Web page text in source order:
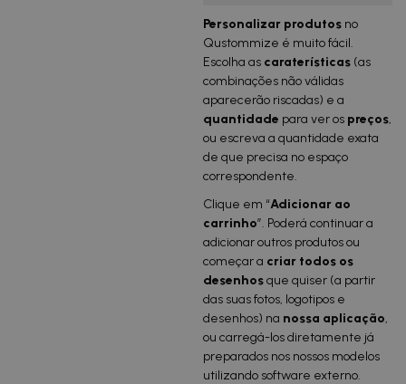
Personalizar produtos no
Qustommize é muito fácil.
Escolha as caraterísticas (as
combinações não válidas
aparecerão riscadas) e a
quantidade para ver os preços,
ou escreva a quantidade exata
de que precisa no espaço
correspondente.
Clique em “Adicionar ao
carrinho”. Poderá continuar a
adicionar outros produtos ou
começar a criar todos os
desenhosque quiser (a partir
das suas fotos, logotipos e
desenhos) na nossa aplicação,
ou carregá-los diretamente já
preparados nos nossos modelos
utilizando software externo.